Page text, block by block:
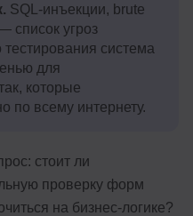
SQL-инъекции, brute
список угроз
система
для
которые
по всему интернету.
стоит ли
проверку форм
на бизнес-логике?